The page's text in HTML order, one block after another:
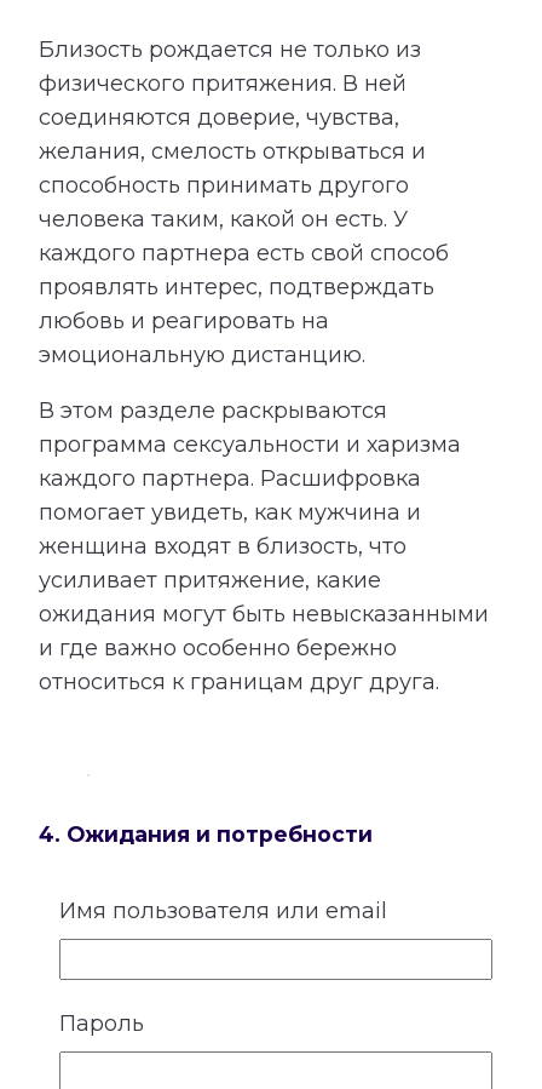
Близость рождается не только из
физического притяжения. В ней
соединяются доверие, чувства,
желания, смелость открываться и
способность принимать другого
человека таким, какой он есть. У
каждого партнера есть свой способ
проявлять интерес, подтверждать
любовь и реагировать на
эмоциональную дистанцию.
В этом разделе раскрываются
программа сексуальности и харизма
каждого партнера. Расшифровка
помогает увидеть, как мужчина и
женщина входят в близость, что
усиливает притяжение, какие
ожидания могут быть невысказанными
и где важно особенно бережно
относиться к границам друг друга.
4. Ожидания и потребности
У каждого человека существует
собственное представление о любви,
заботе и роли партнера. Кто-то
особенно нуждается в надежности и
стабильности, кому-то важны свобода,
Имя пользователя или email
Пароль